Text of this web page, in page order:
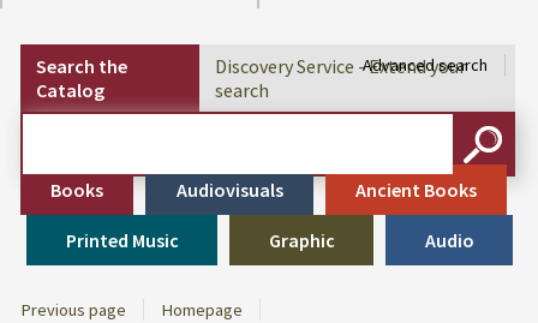
Search the
Catalog
Discovery Service - Extend your
search
Books Audiovisuals Ancient Books
Printed Music Graphic Audio
Advanced search
Previous page Homepage